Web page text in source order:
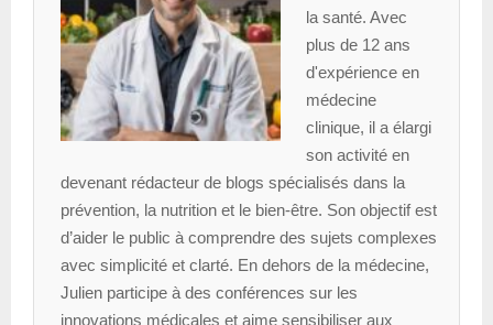
la santé. Avec
plus de 12 ans
d'expérience en
médecine
clinique, il a élargi
son activité en
devenant rédacteur de blogs spécialisés dans la
prévention, la nutrition et le bien-être. Son objectif est
d’aider le public à comprendre des sujets complexes
avec simplicité et clarté. En dehors de la médecine,
Julien participe à des conférences sur les
innovations médicales et aime sensibiliser aux